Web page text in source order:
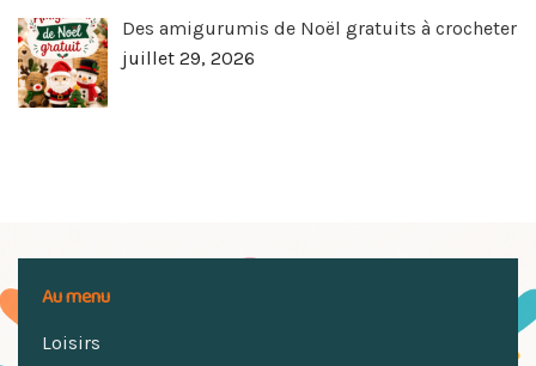
Des amigurumis de Noël gratuits à crocheter
juillet 29, 2026
Au menu
Loisirs